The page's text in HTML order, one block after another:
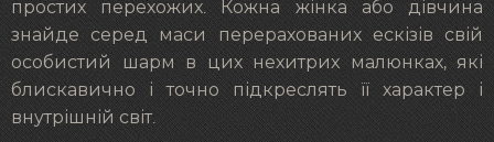
простих перехожих. Кожна жінка або дівчина
знайде серед маси перерахованих ескізів свій
особистий шарм в цих нехитрих малюнках, які
блискавично і точно підкреслять її характер і
внутрішній світ.